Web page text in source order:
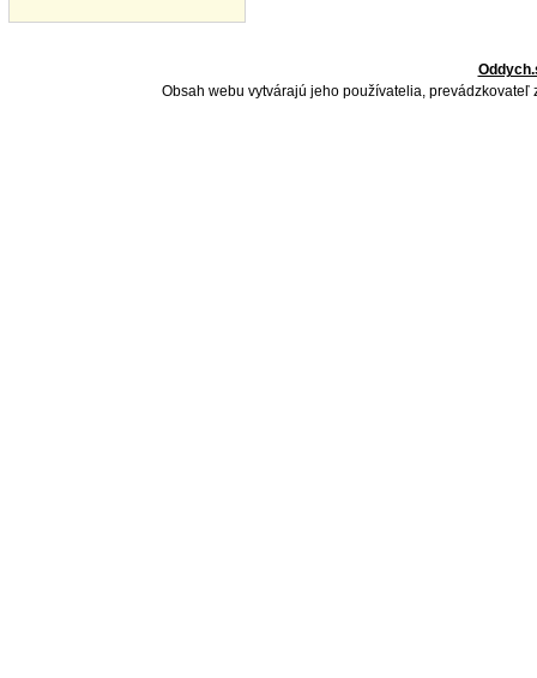
Obsah webu vytvárajú jeho používatelia,